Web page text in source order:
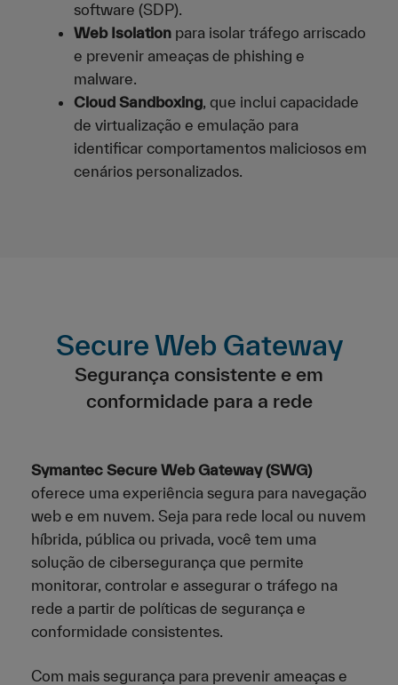
software (SDP).
Web Isolation para isolar tráfego arriscado
e prevenir ameaças de phishing e
malware.
Cloud Sandboxing, que inclui capacidade
de virtualização e emulação para
identificar comportamentos maliciosos em
cenários personalizados.
Secure Web Gateway
Segurança consistente e em
conformidade para a rede
Symantec Secure Web Gateway (SWG)
oferece uma experiência segura para navegação
web e em nuvem. Seja para rede local ou nuvem
híbrida, pública ou privada, você tem uma
solução de cibersegurança que permite
monitorar, controlar e assegurar o tráfego na
rede a partir de políticas de segurança e
conformidade consistentes.
Com mais segurança para prevenir ameaças e